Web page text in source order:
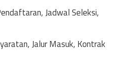
Jadwal Seleksi,
Jalur Masuk, Kontrak